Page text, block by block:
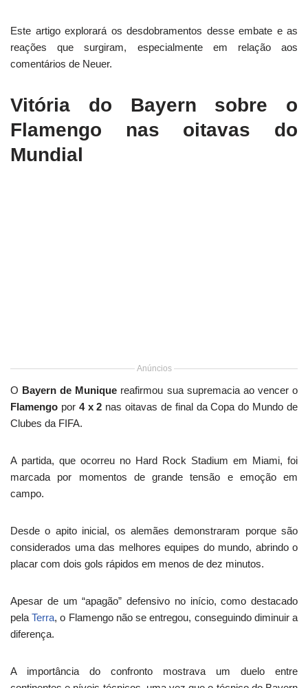
Este artigo explorará os desdobramentos desse embate e as
reações que surgiram, especialmente em relação aos
comentários de Neuer.
Vitória do Bayern sobre o
Flamengo nas oitavas do
Mundial
Anúncios
O Bayern de Munique reafirmou sua supremacia ao vencer o
Flamengo por 4 x 2 nas oitavas de final da Copa do Mundo de
Clubes da FIFA.
A partida, que ocorreu no Hard Rock Stadium em Miami, foi
marcada por momentos de grande tensão e emoção em
campo.
Desde o apito inicial, os alemães demonstraram porque são
considerados uma das melhores equipes do mundo, abrindo o
placar com dois gols rápidos em menos de dez minutos.
Apesar de um “apagão” defensivo no início, como destacado
pelaTerra, o Flamengo não se entregou, conseguindo diminuir a
diferença.
A importância do confronto mostrava um duelo entre